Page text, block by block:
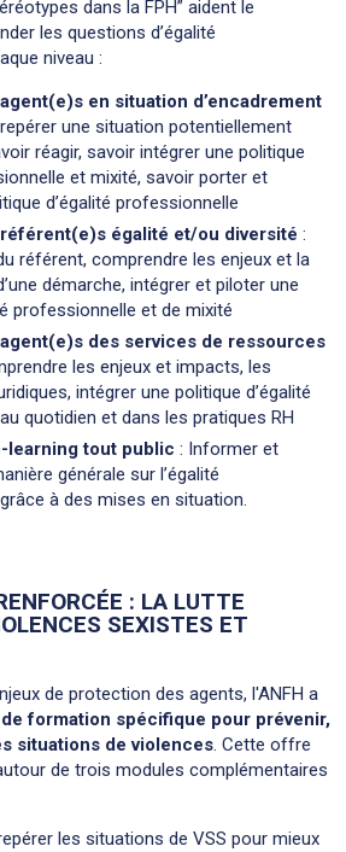
dans la FPH” aident le
les questions d’égalité
niveau :
en situation d’encadrement
une situation potentiellement
réagir, savoir intégrer une politique
et mixité, savoir porter et
d’égalité professionnelle
égalité et/ou diversité :
référent, comprendre les enjeux et la
démarche, intégrer et piloter une
professionnelle et de mixité
des services de ressources
les enjeux et impacts, les
intégrer une politique d’égalité
quotidien et dans les pratiques RH
learning tout public : Informer et
générale sur l’égalité
à des mises en situation.
: LA LUTTE
SEXISTES ET
de protection des agents, l'ANFH a
formation spécifique pour prévenir,
situations de violences. Cette offre
de trois modules complémentaires
les situations de VSS pour mieux